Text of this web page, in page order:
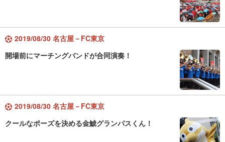
2019/08/30 名古屋－FC東京
開場前にマーチングバンドが合同演奏！
2019/08/30 名古屋－FC東京
クールなポーズを決める金鯱グランパスくん！